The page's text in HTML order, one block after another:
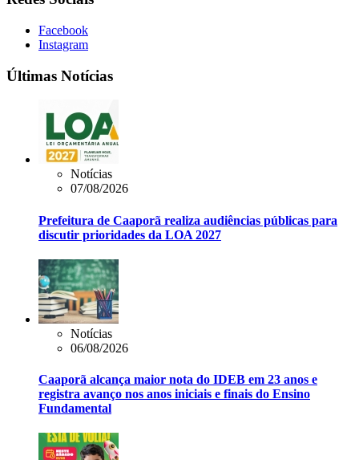
Facebook
Instagram
Últimas Notícias
Notícias
07/08/2026
Prefeitura de Caaporã realiza audiências públicas para
discutir prioridades da LOA 2027
Notícias
06/08/2026
Caaporã alcança maior nota do IDEB em 23 anos e
registra avanço nos anos iniciais e finais do Ensino
Fundamental